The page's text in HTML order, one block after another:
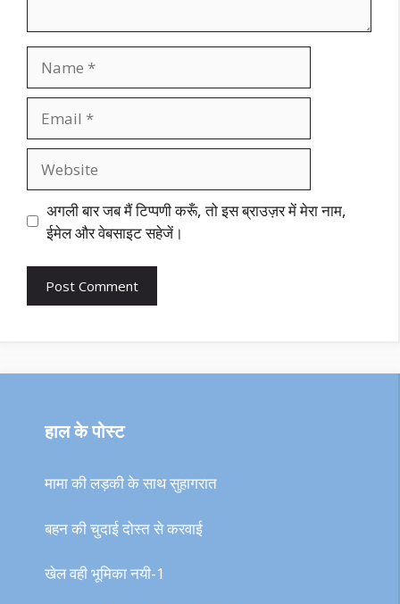
अगली बार जब मैं टिप्पणी करूँ, तो इस ब्राउज़र में मेरा नाम,
ईमेल और वेबसाइट सहेजें।
हाल के पोस्ट
मामा की लड़की के साथ सुहागरात
बहन की चुदाई दोस्त से करवाई
खेल वही भूमिका नयी-1